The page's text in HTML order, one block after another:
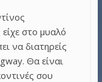
στο μυαλό
να διατηρείς
Θα είναι
σου